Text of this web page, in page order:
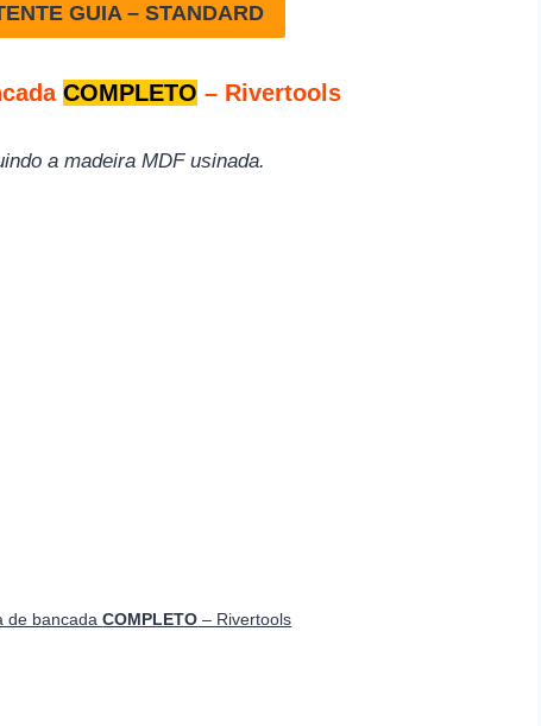
GUIA – STANDARD
COMPLETO – Rivertools
a madeira MDF usinada.
de bancadaCOMPLETO – Rivertools